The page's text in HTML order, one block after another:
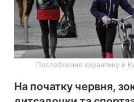
Послаблення карантину в
На початку червня,